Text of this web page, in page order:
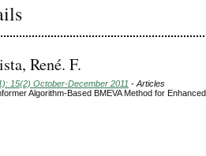
René. F.
15(2) October-December 2011 - Articles
Algorithm-Based BMEVA Method for